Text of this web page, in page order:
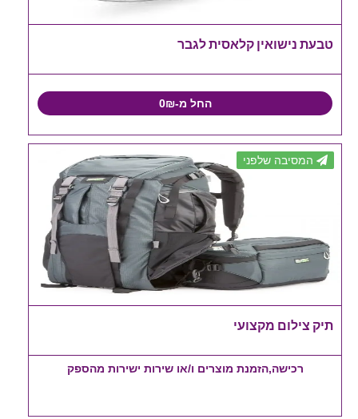
טבעת נישואין קלאסית לגבר
החל מ-0₪
המסיבה שלפני
תיק צילום מקצועי
רכישה,הזמנת מוצרים ו/או שירות ישירות מהספק